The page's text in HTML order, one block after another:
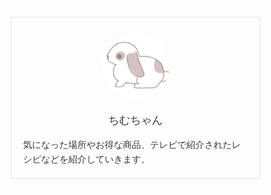
ちむちゃん
気になった場所やお得な商品、テレビで紹介されたレ
シピなどを紹介していきます。